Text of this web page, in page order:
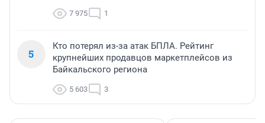
7 975 1
5
Кто потерял из-за атак БПЛА. Рейтинг
крупнейших продавцов маркетплейсов из
Байкальского региона
5 603 3